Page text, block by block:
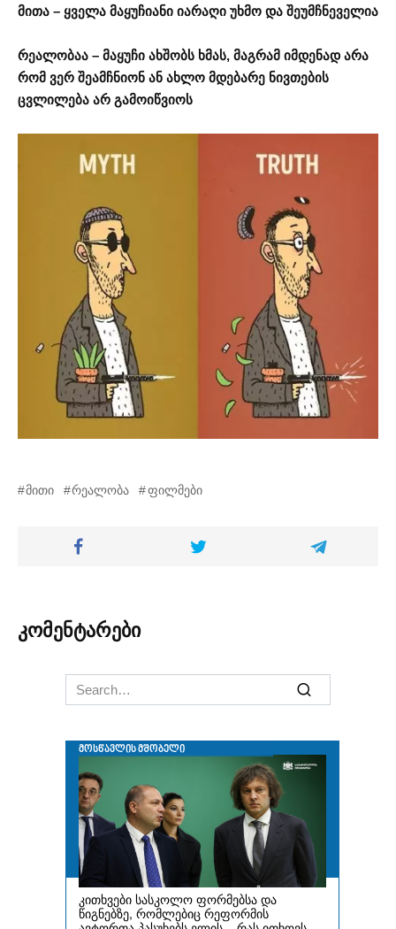
მითა – ყველა მაყუჩიანი იარაღი უხმო და შეუმჩნეველია
რეალობაა – მაყუჩი ახშობს ხმას, მაგრამ იმდენად არა
რომ ვერ შეამჩნიონ ან ახლო მდებარე ნივთების
ცვლილება არ გამოიწვიოს
მითი რეალობა ფილმები
კომენტარები
Search
for: